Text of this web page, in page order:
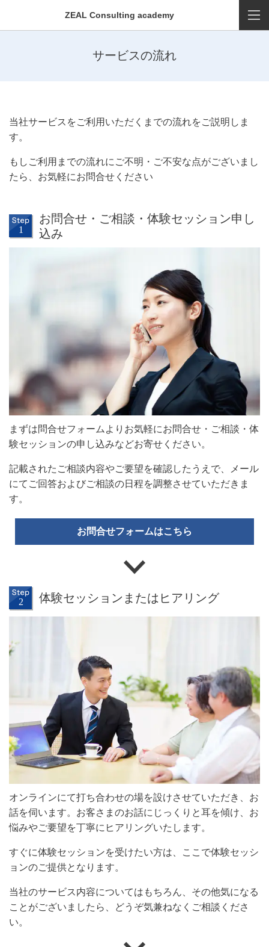
ZEAL Consulting academy
サービスの流れ
当社サービスをご利用いただくまでの流れをご説明しま
す。
もしご利用までの流れにご不明・ご不安な点がございまし
たら、お気軽にお問合せください
お問合せ・ご相談・体験セッション申し
込み
まずは問合せフォームよりお気軽にお問合せ・ご相談・体
験セッションの申し込みなどお寄せください。
記載されたご相談内容やご要望を確認したうえで、メール
にてご回答およびご相談の日程を調整させていただきま
す。
お問合せフォームはこちら
体験セッションまたはヒアリング
オンラインにて打ち合わせの場を設けさせていただき、お
話を伺います。お客さまのお話にじっくりと耳を傾け、お
悩みやご要望を丁寧にヒアリングいたします。
すぐに体験セッションを受けたい方は、ここで体験セッシ
ョンのご提供となります。
当社のサービス内容についてはもちろん、その他気になる
ことがございましたら、どうぞ気兼ねなくご相談くださ
い。